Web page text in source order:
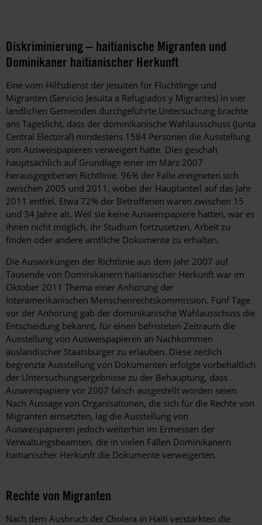
Diskriminierung – haitianische Migranten und
Dominikaner haitianischer Herkunft
Eine vom Hilfsdienst der Jesuiten für Flüchtlinge und
Migranten (Servicio Jesuita a Refugiados y Migrantes) in vier
ländlichen Gemeinden durchgeführte Untersuchung brachte
ans Tageslicht, dass der dominikanische Wahlausschuss (Junta
Central Electoral) mindestens 1584 Personen die Ausstellung
von Ausweispapieren verweigert hatte. Dies geschah
hauptsächlich auf Grundlage einer im März 2007
herausgegebenen Richtlinie. 96% der Fälle ereigneten sich
zwischen 2005 und 2011, wobei der Hauptanteil auf das Jahr
2011 entfiel. Etwa 72% der Betroffenen waren zwischen 15
und 34 Jahre alt. Weil sie keine Ausweispapiere hatten, war es
ihnen nicht möglich, ihr Studium fortzusetzen, Arbeit zu
finden oder andere amtliche Dokumente zu erhalten.
Die Auswirkungen der Richtlinie aus dem Jahr 2007 auf
Tausende von Dominikanern haitianischer Herkunft war im
Oktober 2011 Thema einer Anhörung der
Interamerikanischen Menschenrechtskommission. Fünf Tage
vor der Anhörung gab der dominikanische Wahlausschuss die
Entscheidung bekannt, für einen befristeten Zeitraum die
Ausstellung von Ausweispapieren an Nachkommen
ausländischer Staatsbürger zu erlauben. Diese zeitlich
begrenzte Ausstellung von Dokumenten erfolgte vorbehaltlich
der Untersuchungsergebnisse zu der Behauptung, dass
Ausweispapiere vor 2007 falsch ausgestellt worden seien.
Nach Aussage von Organisationen, die sich für die Rechte von
Migranten einsetzten, lag die Ausstellung von
Ausweispapieren jedoch weiterhin im Ermessen der
Verwaltungsbeamten, die in vielen Fällen Dominikanern
haitianischer Herkunft die Dokumente verweigerten.
Rechte von Migranten
Nach dem Ausbruch der Cholera in Haiti verstärkten die